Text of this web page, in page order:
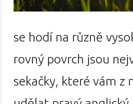
se hodí na různě
rovný povrch jsou
sekačky, které vám z